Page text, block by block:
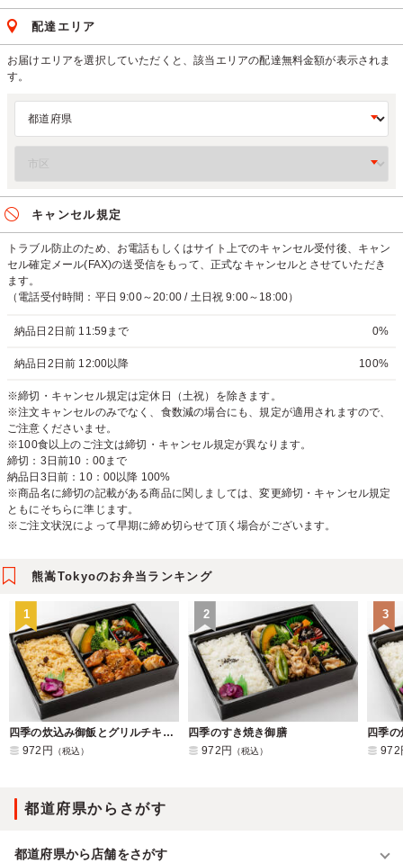
配達エリア
お届けエリアを選択していただくと、該当エリアの配達無料金額が表示されま
す。
キャンセル規定
トラブル防止のため、お電話もしくはサイト上でのキャンセル受付後、キャン
セル確定メール(FAX)の送受信をもって、正式なキャンセルとさせていただき
ます。
（電話受付時間：平日 9:00～20:00 / 土日祝 9:00～18:00）
納品日2日前 11:59まで 0%
納品日2日前 12:00以降 100%
※締切・キャンセル規定は定休日（土祝）を除きます。
※注文キャンセルのみでなく、食数減の場合にも、規定が適用されますので、
ご注意くださいませ。
※100食以上のご注文は締切・キャンセル規定が異なります。
締切：3日前10：00まで
納品日3日前：10：00以降 100%
※商品名に締切の記載がある商品に関しましては、変更締切・キャンセル規定
ともにそちらに準じます。
※ご注文状況によって早期に締め切らせて頂く場合がございます。
熊嵩Tokyoのお弁当ランキング
1
四季の炊込み御飯とグリルチキン御膳
972円
（税込）
2
四季のすき焼き御膳
972円
（税込）
3
四季
972
都道府県からさがす
都道府県から店舗をさがす